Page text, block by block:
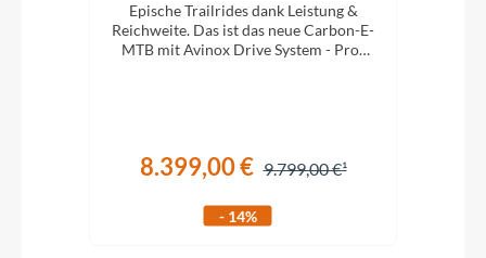
Epische Trailrides dank Leistung &
Reichweite. Das ist das neue Carbon-E-
MTB mit Avinox Drive System - Pro-
8.399,00 € 9.799,00 €
- 14%